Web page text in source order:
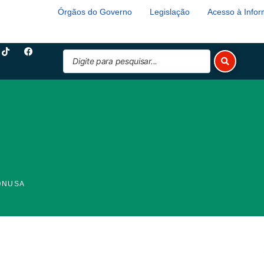
Órgãos do Governo Legislação Acesso à
T
i
o
F
a
b
Pesquisar